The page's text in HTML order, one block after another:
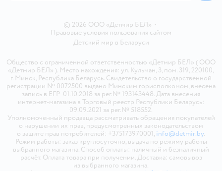
© 2026 ООО «Детмир БЕЛ» •
Правовые условия пользования сайтом
Детский мир в Беларуси
Общество с ограниченной ответственностью «Детмир БЕЛ» ( ООО
«Детмир БЕЛ» ). Место нахождения: ул. Кульман, 3, пом. 319, 220100,
г. Минск, Республика Беларусь. Свидетельство о государственной
регистрации № 0072500 выдано Минским горисполкомом, внесена
запись в ЕГР 01.10.2018 за рег.№ 193143448. Дата внесения
интернет-магазина в Торговый реестр Республики Беларусь:
09.09.2021 за рег.№ 518552.
Уполномоченный продавца рассматривать обращения покупателей
о нарушении их прав, предусмотренных законодательством
о защите прав потребителей: +375173970001, info@detmir.by.
Режим работы: заказ круглосуточно, выдача по режиму работы
выбранного магазина. Способ оплаты: наличный и безналичный
расчёт. Оплата товара при получении. Доставка: самовывоз
из выбранного магазина.